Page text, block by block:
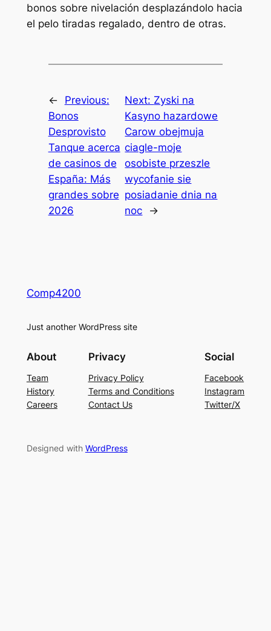
bonos sobre nivelación desplazándolo hacia
el pelo tiradas regalado, dentro de otras.
←
Previous:
Bonos
Desprovisto
Tanque acerca
de casinos de
España: Más
grandes sobre
2026
Next: Zyski na
Kasyno hazardowe
Carow obejmuja
ciagle-moje
osobiste przeszle
wycofanie sie
posiadanie dnia na
noc
→
Comp4200
Just another WordPress site
About
Team
History
Careers
Privacy
Privacy Policy
Terms and Conditions
Contact Us
Social
Facebook
Instagram
Twitter/X
Designed with WordPress